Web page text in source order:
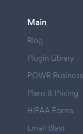
Main
Blog
Plugin Library
POWR Business
Plans & Pricing
HIPAA Forms
Email Blast